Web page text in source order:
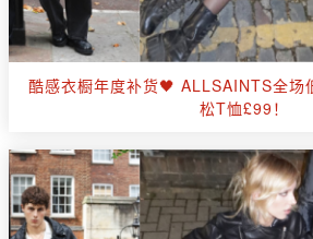
酷感衣橱年度补货🖤 ALLSAINTS全场
松T恤£99！